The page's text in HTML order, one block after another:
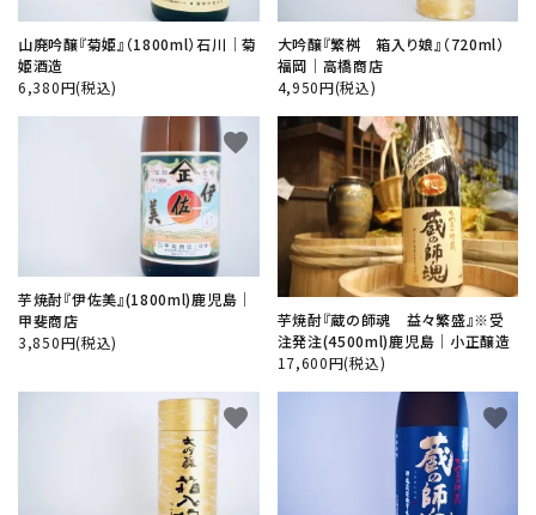
山廃吟醸『菊姫』（1800ml）石川│菊
姫酒造
6,380円(税込)
大吟醸『繁桝 箱入り娘』（720ml）
福岡│高橋商店
4,950円(税込)
芋焼酎『伊佐美』(1800ml)鹿児島│
甲斐商店
3,850円(税込)
favorite
芋焼酎『蔵の師魂 益々繁盛』※受
注発注(4500ml)鹿児島│小正醸造
17,600円(税込)
favorite
favorite favorite